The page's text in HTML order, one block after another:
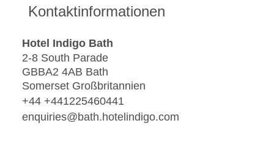
Kontaktinformationen
Hotel Indigo Bath
2-8 South Parade
GBBA2 4AB Bath
Somerset Großbritannien
+44 +441225460441
enquiries@bath.hotelindigo.com